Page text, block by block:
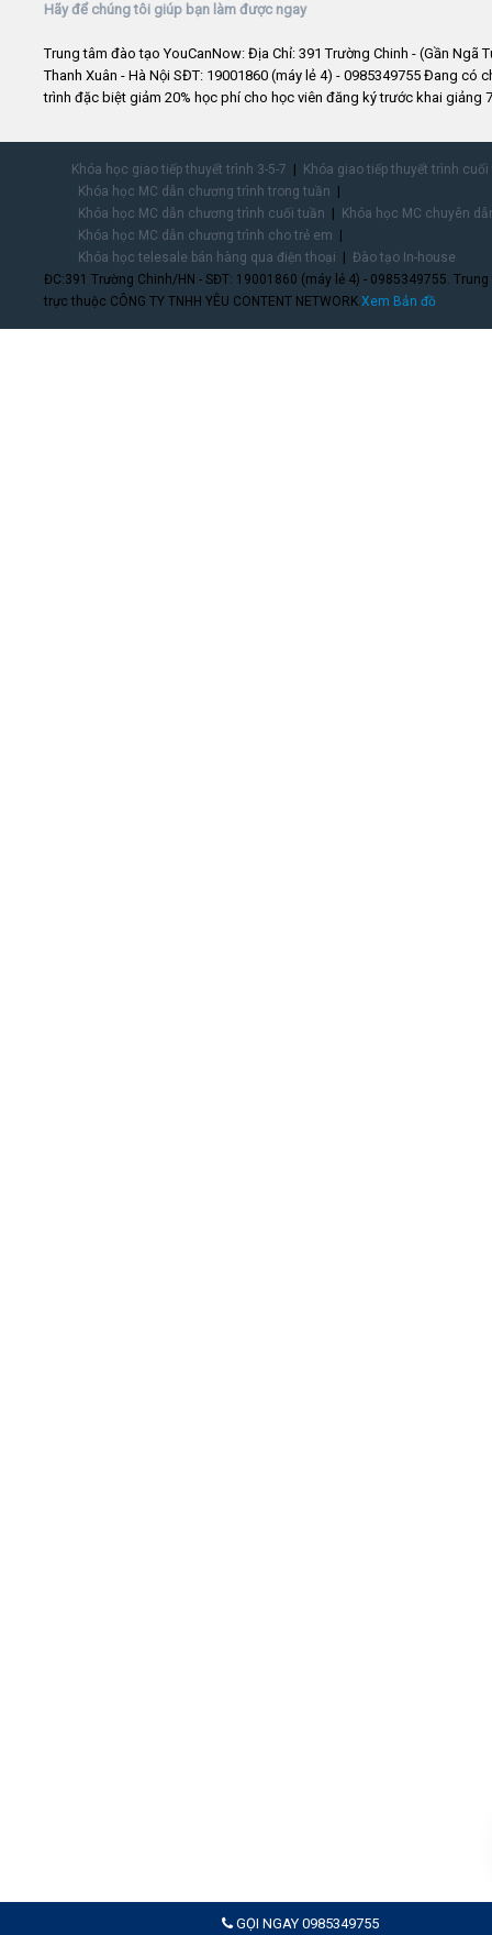
Hãy để chúng tôi giúp bạn làm được ngay
Trung tâm đào tạo YouCanNow: Địa Chỉ: 391 Trường Chinh - (Gần Ngã
Thanh Xuân - Hà Nội SĐT: 19001860 (máy lẻ 4) - 0985349755 Đang có
trình đặc biệt giảm 20% học phí cho học viên đăng ký trước khai giảng
Khóa học giao tiếp thuyết trình 3-5-7
Khóa giao tiếp thuyết trình
Khóa học MC dẫn chương trình trong tuần
Khóa học MC dẫn chương trình cuối tuần
Khóa học MC chuyên
Khóa học MC dẫn chương trình cho trẻ em
Khóa học telesale bán hàng qua điện thoại
Đào tạo In-house
ĐC:391 Trường Chinh/HN - SĐT: 19001860 (máy lẻ 4) - 0985349755.
trực thuộc CÔNG TY TNHH YÊU CONTENT NETWORK.Xem Bản đồ
GỌI NGAY 0985349755